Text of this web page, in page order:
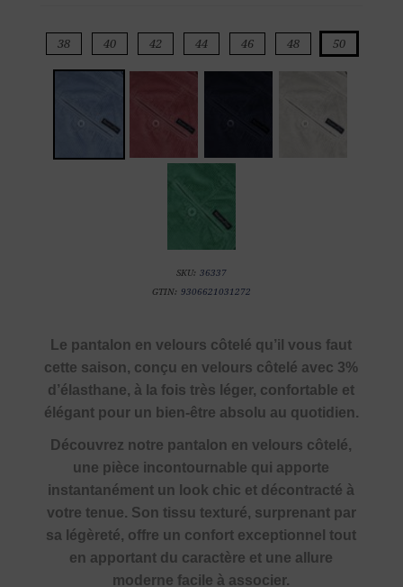
38 40 42 44 46 48 50
SKU: 36337
GTIN: 9306621031272
Le pantalon en velours côtelé qu’il vous faut
cette saison, conçu en velours côtelé avec 3%
d’élasthane, à la fois très léger, confortable et
élégant pour un bien-être absolu au quotidien.
Découvrez notre pantalon en velours côtelé,
une pièce incontournable qui apporte
instantanément un look chic et décontracté à
votre tenue. Son tissu texturé, surprenant par
sa légèreté, offre un confort exceptionnel tout
en apportant du caractère et une allure
moderne facile à associer.